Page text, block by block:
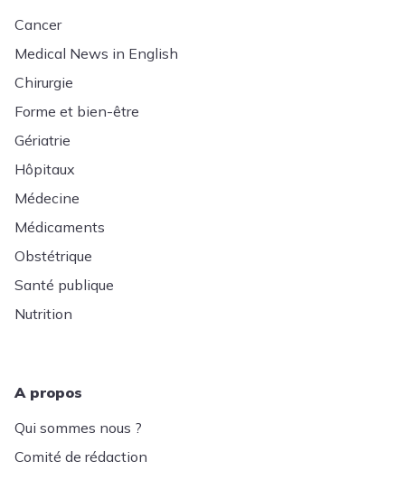
Cancer
Medical News in English
Chirurgie
Forme et bien-être
Gériatrie
Hôpitaux
Médecine
Médicaments
Obstétrique
Santé publique
Nutrition
A propos
Qui sommes nous ?
Comité de rédaction